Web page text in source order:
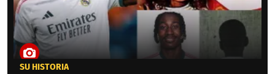
SU HISTORIA